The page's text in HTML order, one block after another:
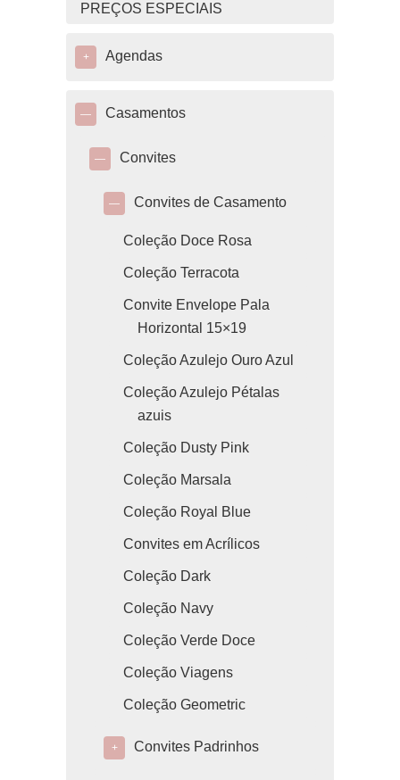
PREÇOS ESPECIAIS
+ Agendas
— Casamentos
— Convites
— Convites de Casamento
Coleção Doce Rosa
Coleção Terracota
Convite Envelope Pala
Horizontal 15×19
Coleção Azulejo Ouro Azul
Coleção Azulejo Pétalas
azuis
Coleção Dusty Pink
Coleção Marsala
Coleção Royal Blue
Convites em Acrílicos
Coleção Dark
Coleção Navy
Coleção Verde Doce
Coleção Viagens
Coleção Geometric
+ Convites Padrinhos